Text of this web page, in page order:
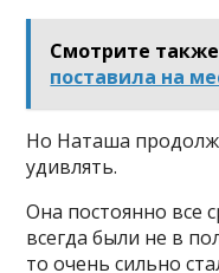
Смотрите
поставила на
Но Наташа
удивлять.
Она постоянно все
всегда были не в
то очень сильно